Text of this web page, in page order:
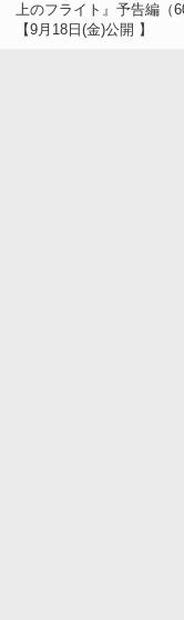
上のフライト』予告編（
【9月18日(金)公開 】